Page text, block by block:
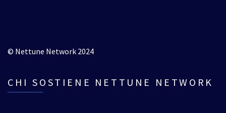
© Nettune Network 2024
CHI SOSTIENE NETTUNE NETWORK